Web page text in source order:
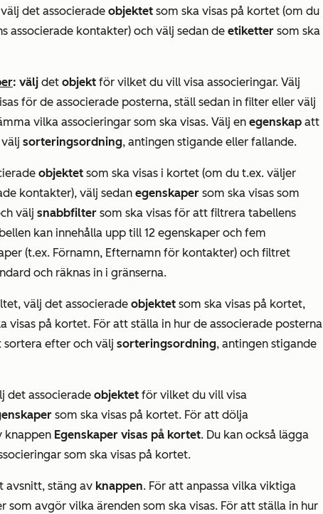
välj det associerade objektet som ska visas på kortet (om du
associerade kontakter) och välj sedan de etiketter som ska
: välj det objekt för vilket du vill visa associeringar. Välj
för de associerade posterna, ställ sedan in filter eller välj
vilka associeringar som ska visas. Välj en egenskap att
sorteringsordning, antingen stigande eller fallande.
objektet som ska visas i kortet (om du t.ex. väljer
kontakter), välj sedan egenskaper som ska visas som
välj snabbfilter som ska visas för att filtrera tabellens
kan innehålla upp till 12 egenskaper och fem
(t.ex. Förnamn, Efternamn för kontakter) och filtret
och räknas in i gränserna.
välj det associerade objektet som ska visas på kortet,
visas på kortet. För att ställa in hur de associerade posterna
sortera efter och välj sorteringsordning, antingen stigande
det associerade objektet för vilket du vill visa
som ska visas på kortet. För att dölja
knappen Egenskaper visas på kortet. Du kan också lägga
som ska visas på kortet.
avsnitt, stäng av knappen. För att anpassa vilka viktiga
som avgör vilka ärenden som ska visas. För att ställa in hur